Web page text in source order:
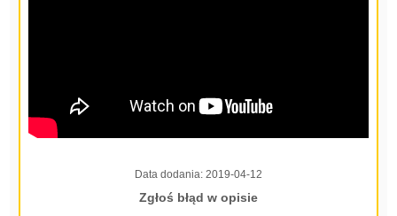
Data dodania: 2019-04-12
Zgłoś błąd w opisie